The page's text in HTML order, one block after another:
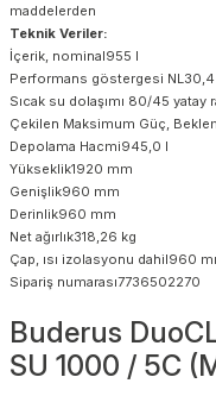
maddelerden
Teknik Veriler:
İçerik, nominal955 l
Performans göstergesi NL30,4
Sıcak su dolaşımı 80/45 yatay
Çekilen Maksimum Güç,
Depolama Hacmi945,0 l
Yükseklik1920 mm
Genişlik960 mm
Derinlik960 mm
Net ağırlık318,26 kg
Çap, ısı izolasyonu dahil960
Sipariş numarası7736502270
Buderus
SU 1000 / 5C